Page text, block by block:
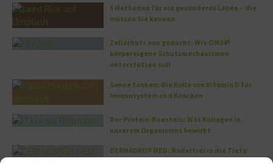
5 Methoden für ein gesünderes Leben – die
müssen Sie kennen
Zellschutz neu gedacht: Wie OM24®
körpereigene Schutzmechanismen
unterstützen soll
Sonne tanken: Die Rolle von Vitamin D für
Immunsystem und Knochen
Der Protein-Baustein: Was Kollagen in
unserem Organismus bewirkt
DERMADROP MED: Nadelfrei in die Tiefe